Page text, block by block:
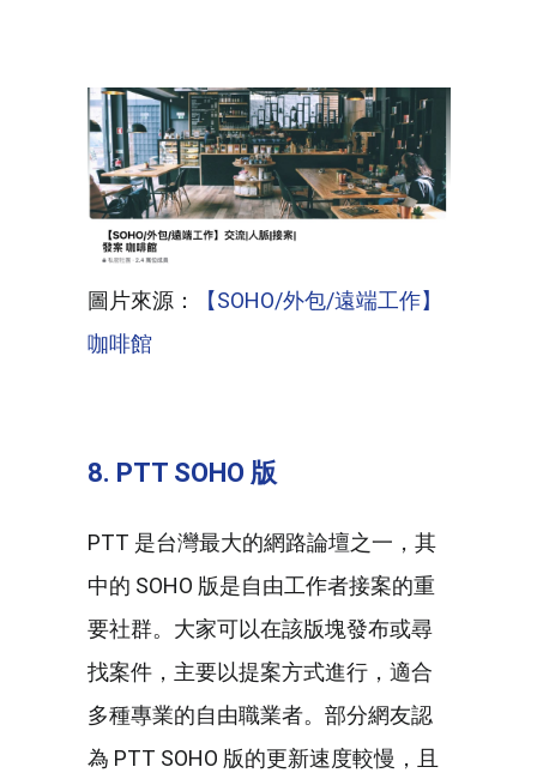
圖片來源：
【SOHO/外包/遠端工作】
咖啡館
8. PTT SOHO 版
PTT 是台灣最大的網路論壇之一，其
中的 SOHO 版是自由工作者接案的重
要社群。大家可以在該版塊發布或尋
找案件，主要以提案方式進行，適合
多種專業的自由職業者。部分網友認
為 PTT SOHO 版的更新速度較慢，且